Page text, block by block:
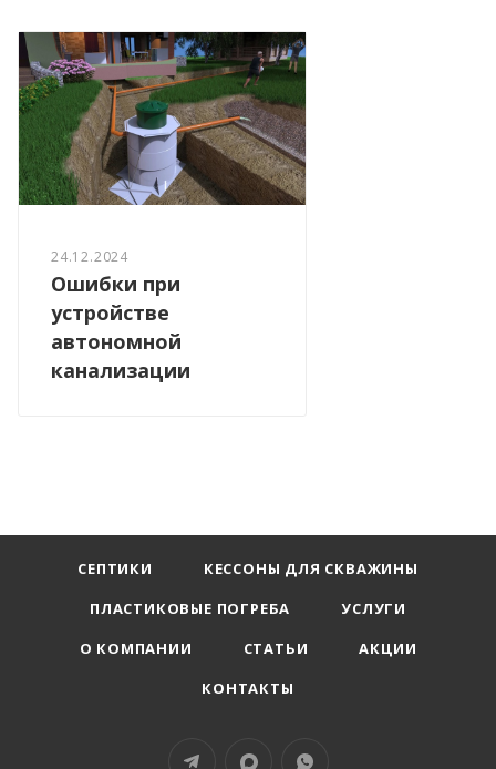
24.12.2024
Ошибки при
устройстве
автономной
канализации
СЕПТИКИ
КЕССОНЫ ДЛЯ СКВАЖИНЫ
ПЛАСТИКОВЫЕ ПОГРЕБА
УСЛУГИ
О КОМПАНИИ
СТАТЬИ
АКЦИИ
КОНТАКТЫ